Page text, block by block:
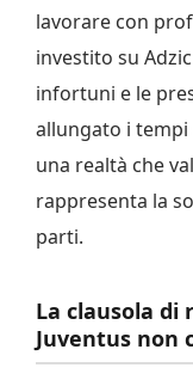
lavorare con
investito su
infortuni e le
allungato i
una realtà che
rappresenta la
parti.
La clausola di
Juventus non